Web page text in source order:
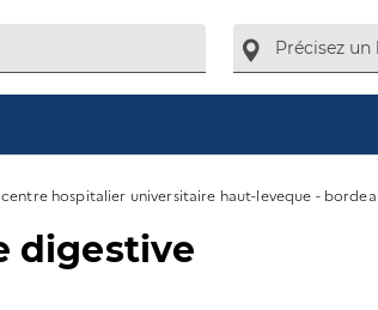
hospitalier universitaire haut-leveque -
digestive